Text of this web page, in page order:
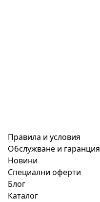
Правила и условия
Обслужване и гаранция
Новини
Специални оферти
Блог
Каталог